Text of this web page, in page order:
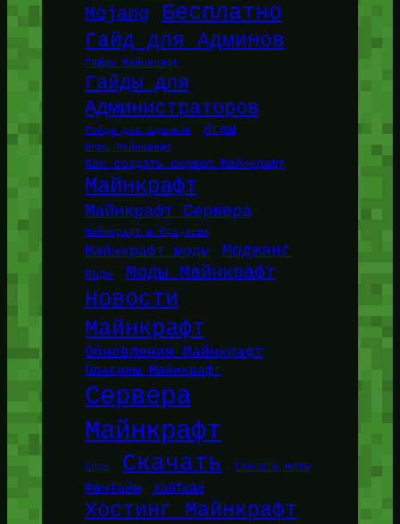
Mojang Бесплатно
Гайд для Админов
Гайды Майнкрафт
Гайды для
Администраторов
Гайды для админов Игры
Игры Майнкрафт
Как создать сервер Майнкрафт
Майнкрафт
Майнкрафт Сервера
Майнкрафт в браузере
Майнкрафт моды Моджанг
Моды Моды Майнкрафт
Новости
Майнкрафт
Обновления Майнкрафт
Плагины Майнкрафт
Сервера
Майнкрафт
Сиды Скачать Скачать читы
ФанТайм ХайТейл
Хостинг Майнкрафт